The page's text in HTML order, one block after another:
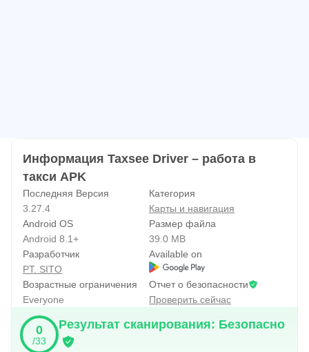
интерактивное обучение.
Информация Taxsee Driver – работа в
такси APK
Последняя Версия
3.27.4
Категория
Карты и навигация
Android OS
Android 8.1+
Размер файла
39.0 MB
Разработчик
PT. SITO
Available on
Возрастные ограничения
Everyone
Отчет о безопасности
Проверить сейчас
0
/33
Результат сканирования: Безопасно